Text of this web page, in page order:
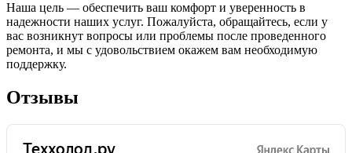
Наша цель — обеспечить ваш комфорт и уверенность в
надежности наших услуг. Пожалуйста, обращайтесь, если у
вас возникнут вопросы или проблемы после проведенного
ремонта, и мы с удовольствием окажем вам необходимую
поддержку.
Отзывы